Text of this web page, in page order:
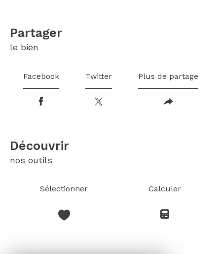
partager
le bien
Facebook Twitter Plus de partage
découvrir
nos outils
Sélectionner Calculer